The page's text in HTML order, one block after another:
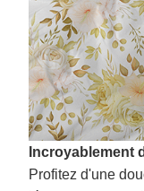
Incroyablement
Profitez d'une